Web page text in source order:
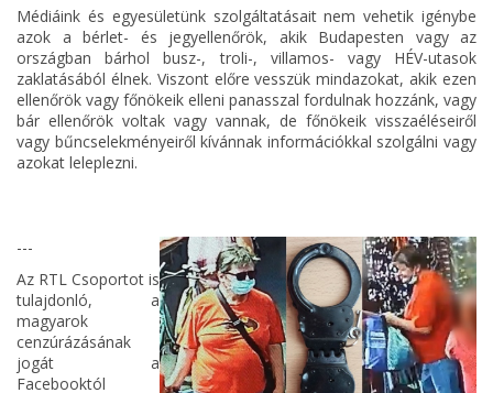
Médiáink és egyesületünk szolgáltatásait nem vehetik igénybe
azok a bérlet- és jegyellenőrök, akik Budapesten vagy az
országban bárhol busz-, troli-, villamos- vagy HÉV-utasok
zaklatásából élnek. Viszont előre vesszük mindazokat, akik ezen
ellenőrök vagy főnökeik elleni panasszal fordulnak hozzánk, vagy
bár ellenőrök voltak vagy vannak, de főnökeik visszaéléseiről
vagy bűncselekményeiről kívánnak információkkal szolgálni vagy
azokat leleplezni.
---
Az RTL Csoportot is
tulajdonló, a
magyarok
cenzúrázásának
jogát a
Facebooktól